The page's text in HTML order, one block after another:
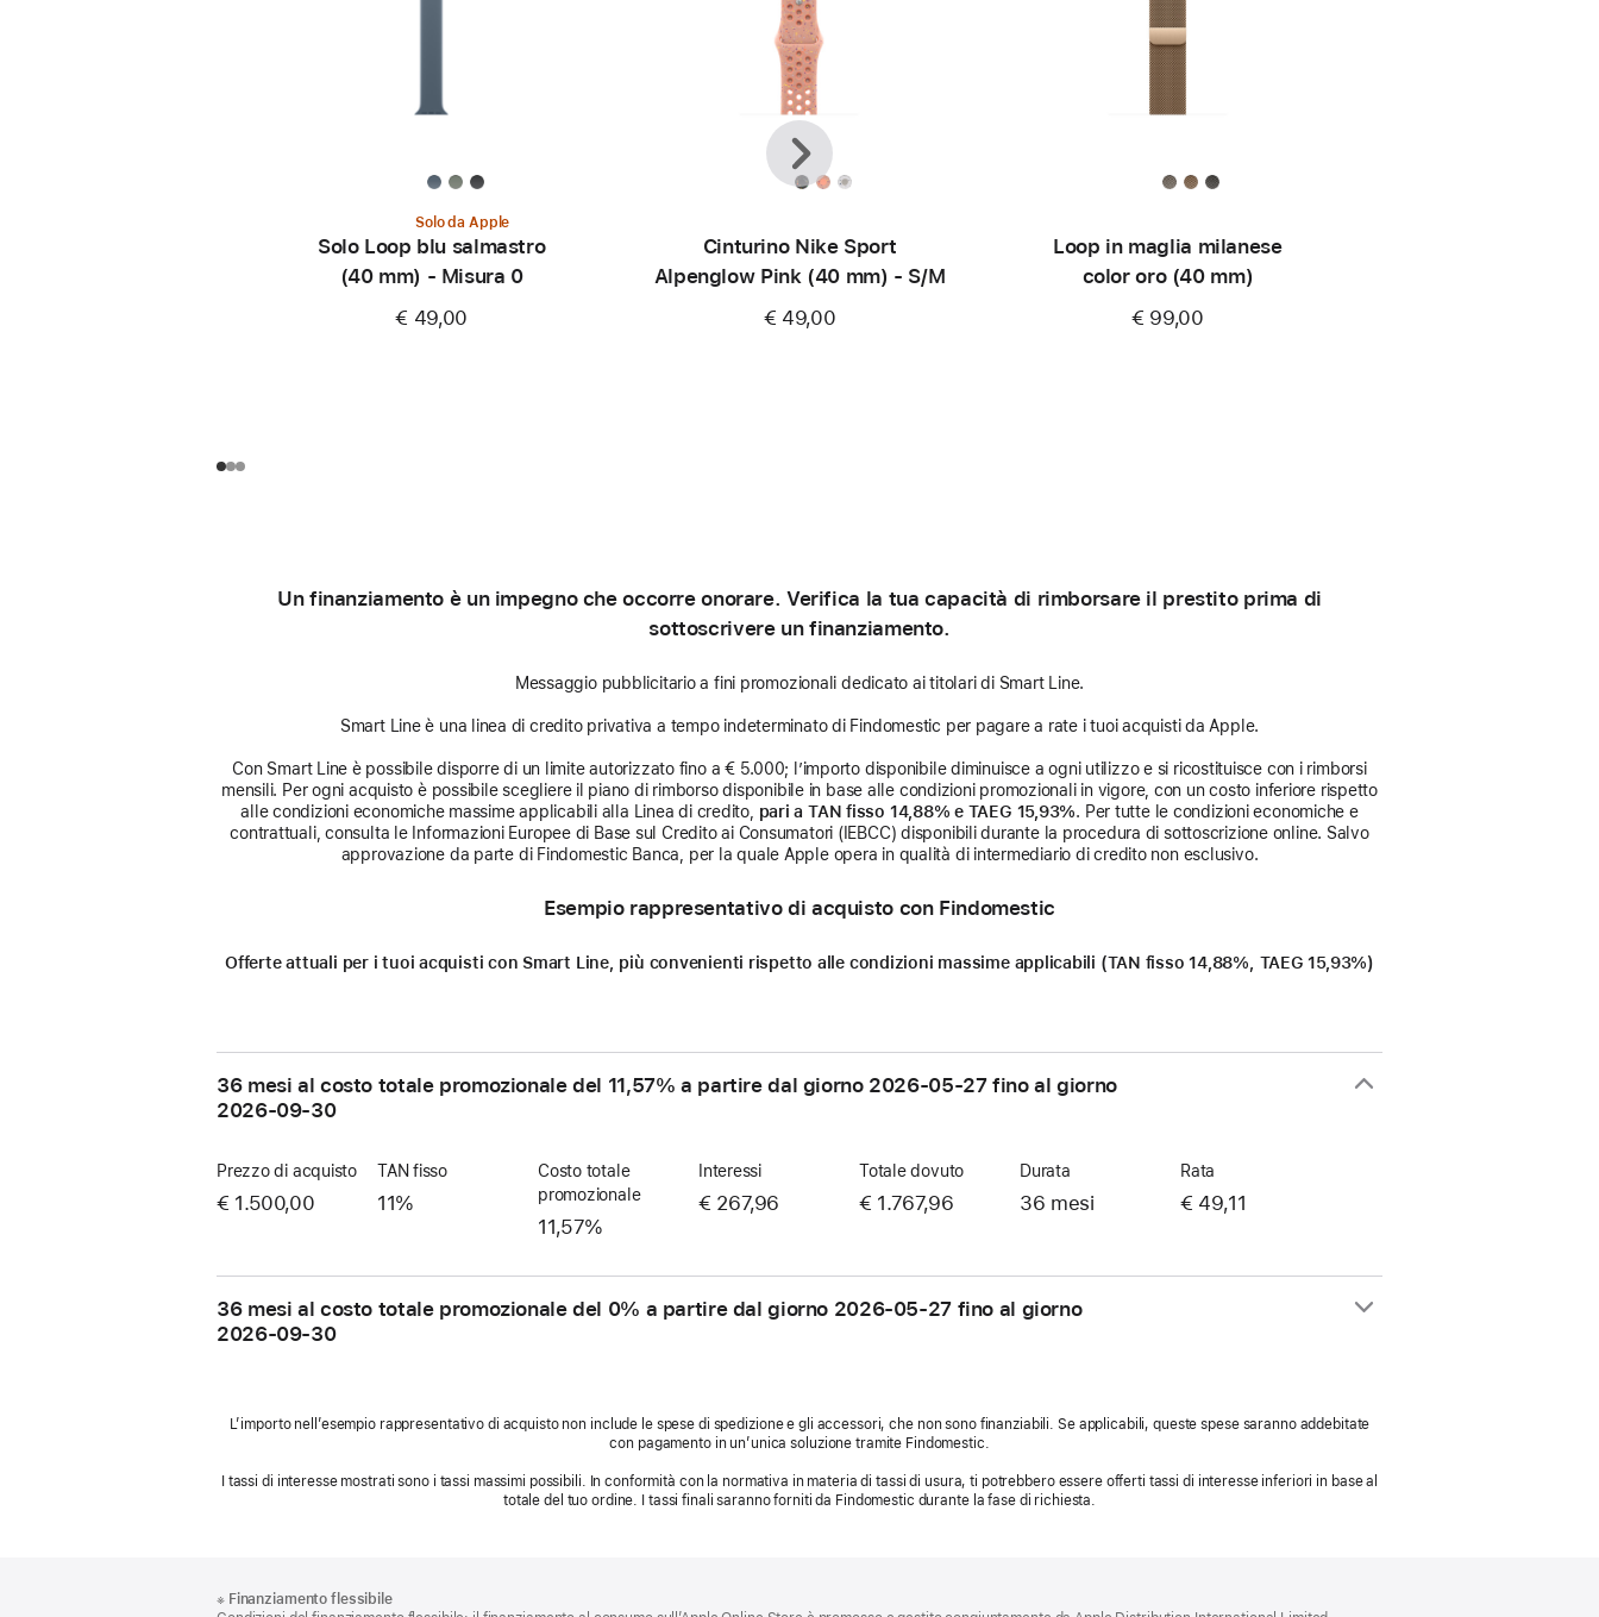
Solo da Apple
Solo Loop blu salmastro
(40 mm) - Misura 0
€ 49,00
Cinturino Nike Sport
Alpenglow Pink (40 mm) - S/M
€ 49,00
Loop in maglia milanese
color oro (40 mm)
€ 99,00
Precedente
Avanti
Un finanziamento è un impegno che occorre onorare. Verifica la tua capacità di rimborsare il prestito prima di
sottoscrivere un finanziamento.
Messaggio pubblicitario a fini promozionali dedicato ai titolari di Smart Line.
Smart Line è una linea di credito privativa a tempo indeterminato di Findomestic per pagare a rate i tuoi acquisti da Apple.
Con Smart Line è possibile disporre di un limite autorizzato fino a € 5.000; l’importo disponibile diminuisce a ogni utilizzo e si ricostituisce con i rimborsi
mensili. Per ogni acquisto è possibile scegliere il piano di rimborso disponibile in base alle condizioni promozionali in vigore, con un costo inferiore rispetto
alle condizioni economiche massime applicabili alla Linea di credito, pari a TAN fisso 14,88% e TAEG 15,93%. Per tutte le condizioni economiche e
contrattuali, consulta le Informazioni Europee di Base sul Credito ai Consumatori (IEBCC) disponibili durante la procedura di sottoscrizione online. Salvo
approvazione da parte di Findomestic Banca, per la quale Apple opera in qualità di intermediario di credito non esclusivo.
Esempio rappresentativo di acquisto con Findomestic
Offerte attuali per i tuoi acquisti con Smart Line, più convenienti rispetto alle condizioni massime applicabili (TAN fisso 14,88%, TAEG 15,93%)
36 mesi al costo totale promozionale del 11,57% a partire dal giorno 2026-05-27fino al giorno
2026-09-30
Prezzo di acquisto
€ 1.500,00
TAN fisso
11%
Costo totale
promozionale
11,57%
Interessi
€ 267,96
Totale dovuto
€ 1.767,96
Durata
36 mesi
Rata
€ 49,11
36 mesi al costo totale promozionale del 0% a partire dal giorno 2026-05-27fino al giorno
2026-09-30
L’importo nell’esempio rappresentativo di acquisto non include le spese di spedizione e gli accessori, che non sono finanziabili. Se applicabili, queste spese saranno addebitate
con pagamento in un’unica soluzione tramite Findomestic.
I tassi di interesse mostrati sono i tassi massimi possibili. In conformità con la normativa in materia di tassi di usura, ti potrebbero essere offerti tassi di interesse inferiori in base al
totale del tuo ordine. I tassi finali saranno forniti da Findomestic durante la fase di richiesta.
di
a
※ Finanziamento flessibile